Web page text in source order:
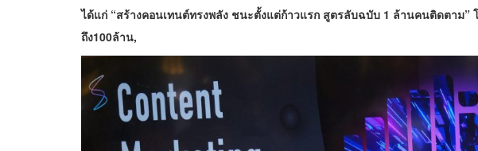
ได้แก่ “สร้างคอนเทนต์ทรงพลัง ชนะตั้งแต่ก้าวแรก สูตรลับฉบับ 1 ล้านคนติดตาม”
ถึง100ล้าน,